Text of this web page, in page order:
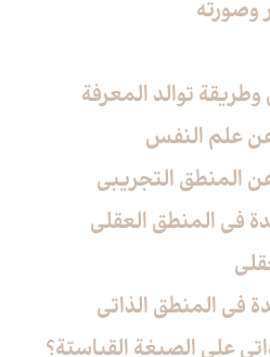
وصورته
توالد المعرفة
عن علم النفس
المنطق التجريبي
في المنطق العقلي
في المنطق الذاتي
على الصيغة القياسيّة؟